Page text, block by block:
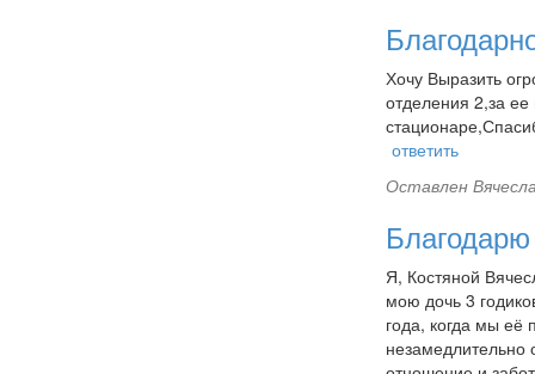
Хочу Выразить
отделения 2,за
ответить
Оставлен
Благодарю
Я, Костяной
мою дочь 3
года, когда мы её